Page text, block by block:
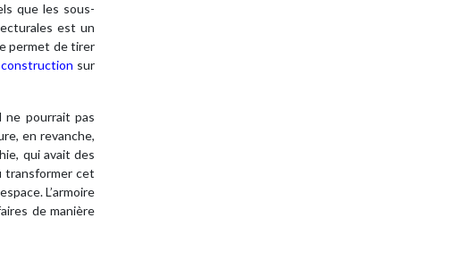
que les sous-
est un
permet de tirer
construction sur
ne pourrait pas
en revanche,
qui avait des
transformer cet
L’armoire
de manière